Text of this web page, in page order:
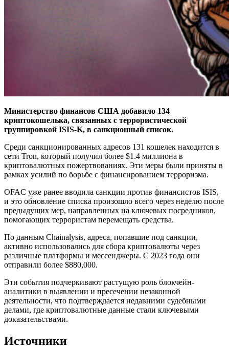
Министерство финансов США добавило 134
криптокошелька, связанных с террористической
группировкой ISIS-K, в санкционный список.
Среди санкционированных адресов 131 кошелек находится в
сети Tron, который получил более $1.4 миллиона в
криптовалютных пожертвованиях. Эти меры были приняты в
рамках усилий по борьбе с финансированием терроризма.
OFAC уже ранее вводила санкции против финансистов ISIS,
и это обновление списка произошло всего через неделю после
предыдущих мер, направленных на ключевых посредников,
помогающих террористам перемещать средства.
По данным Chainalysis, адреса, попавшие под санкции,
активно использовались для сбора криптовалюты через
различные платформы и мессенджеры. С 2023 года они
отправили более $880,000.
Эти события подчеркивают растущую роль блокчейн-
аналитики в выявлении и пресечении незаконной
деятельности, что подтверждается недавними судебными
делами, где криптовалютные данные стали ключевыми
доказательствами.
Источники